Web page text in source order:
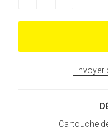
Envoyer
Cartouche